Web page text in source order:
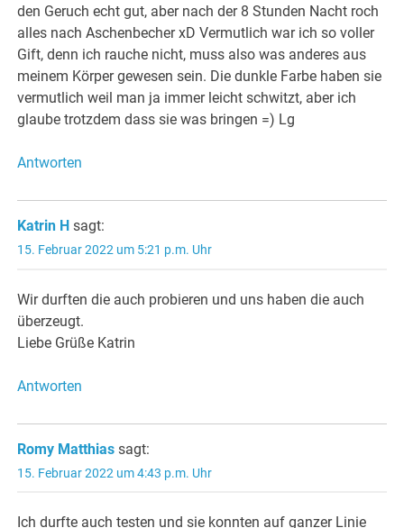
den Geruch echt gut, aber nach der 8 Stunden Nacht roch
alles nach Aschenbecher xD Vermutlich war ich so voller
Gift, denn ich rauche nicht, muss also was anderes aus
meinem Körper gewesen sein. Die dunkle Farbe haben sie
vermutlich weil man ja immer leicht schwitzt, aber ich
glaube trotzdem dass sie was bringen =) Lg
Antworten
Katrin H sagt:
15. Februar 2022 um 5:21 p.m. Uhr
Wir durften die auch probieren und uns haben die auch
überzeugt.
Liebe Grüße Katrin
Antworten
Romy Matthias sagt:
15. Februar 2022 um 4:43 p.m. Uhr
Ich durfte auch testen und sie konnten auf ganzer Linie